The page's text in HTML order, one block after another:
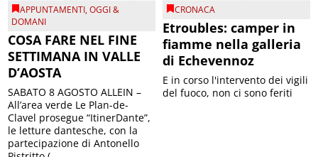
APPUNTAMENTI,OGGI &
DOMANI
COSA FARE NEL FINE
SETTIMANA IN VALLE
D’AOSTA
SABATO 8 AGOSTO ALLEIN –
All’area verde Le Plan-de-
Clavel prosegue “ItinerDante”,
le letture dantesche, con la
partecipazione di Antonello
CRONACA
Etroubles: camper in
fiamme nella galleria
di Echevennoz
E in corso l'intervento dei vigili
del fuoco, non ci sono feriti